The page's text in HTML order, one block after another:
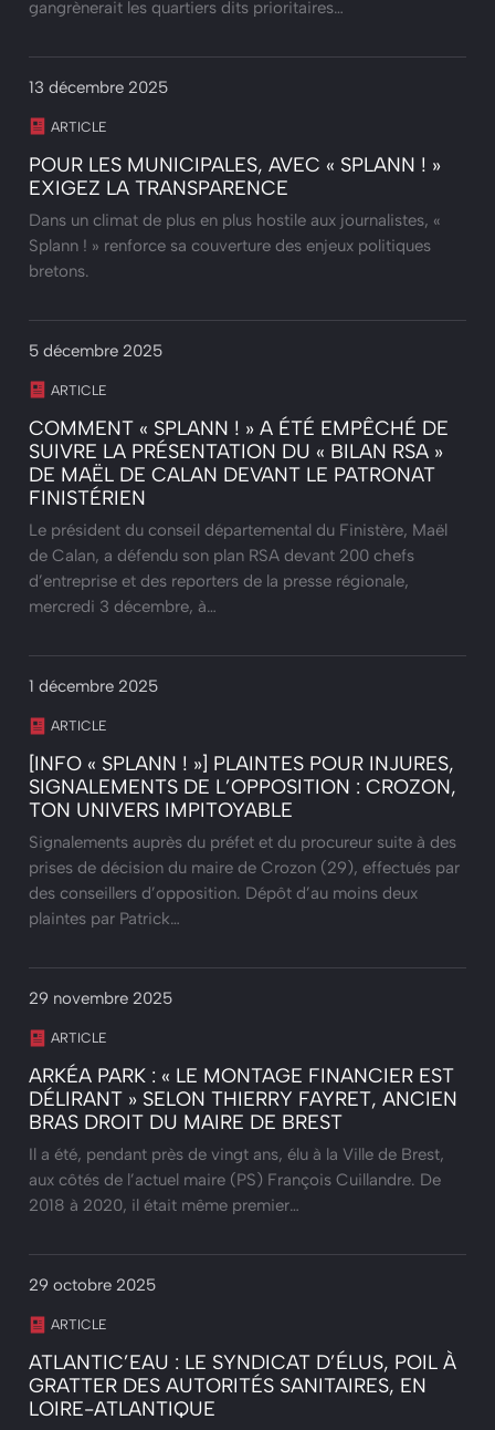
gangrènerait les quartiers dits prioritaires…
13 décembre 2025
ARTICLE
POUR LES MUNICIPALES, AVEC « SPLANN ! »
EXIGEZ LA TRANSPARENCE
Dans un climat de plus en plus hostile aux journalistes, «
Splann ! » renforce sa couverture des enjeux politiques
bretons.‌
5 décembre 2025
ARTICLE
COMMENT « SPLANN ! » A ÉTÉ EMPÊCHÉ DE
SUIVRE LA PRÉSENTATION DU « BILAN RSA »
DE MAËL DE CALAN DEVANT LE PATRONAT
FINISTÉRIEN
Le président du conseil départemental du Finistère, Maël
de Calan, a défendu son plan RSA devant 200 chefs
d’entreprise et des reporters de la presse régionale,
mercredi 3 décembre, à…
1 décembre 2025
ARTICLE
[INFO « SPLANN ! »] PLAINTES POUR INJURES,
SIGNALEMENTS DE L’OPPOSITION : CROZON,
TON UNIVERS IMPITOYABLE
Signalements auprès du préfet et du procureur suite à des
prises de décision du maire de Crozon (29), effectués par
des conseillers d’opposition. Dépôt d’au moins deux
plaintes par Patrick…
29 novembre 2025
ARTICLE
ARKÉA PARK : « LE MONTAGE FINANCIER EST
DÉLIRANT » SELON THIERRY FAYRET, ANCIEN
BRAS DROIT DU MAIRE DE BREST
Il a été, pendant près de vingt ans, élu à la Ville de Brest,
aux côtés de l’actuel maire (PS) François Cuillandre. De
2018 à 2020, il était même premier…
29 octobre 2025
ARTICLE
ATLANTIC’EAU : LE SYNDICAT D’ÉLUS, POIL À
GRATTER DES AUTORITÉS SANITAIRES, EN
LOIRE-ATLANTIQUE